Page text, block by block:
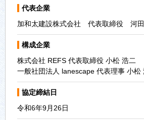
代表企業
加和太建設株式会社 代表取締役 河
構成企業
株式会社 REFS 代表取締役 小松 浩二
一般社団法人 lanescape 代表理事 小松
協定締結日
令和6年9月26日